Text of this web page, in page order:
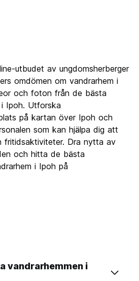
utbudet av ungdomsherberger
omdömen om vandrarhem i
och foton från de bästa
i Ipoh. Utforska
på kartan över Ipoh och
som kan hjälpa dig att
fritidsaktiviteter. Dra nytta av
och hitta de bästa
i Ipoh på
vandrarhemmen i